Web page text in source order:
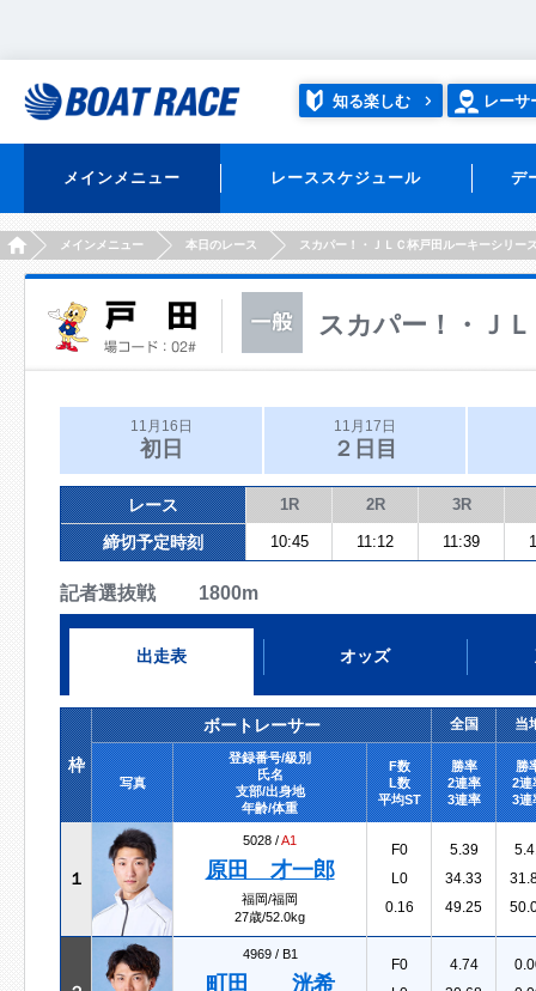
知る楽しむ レーサ
メインメニュー レーススケジュール デ
HOMEメインメニュー 本日のレース スカパー！・ＪＬＣ杯戸田ルーキーシリー
スカパー！・Ｊ
11月16日
初日
11月17日
２日目
レース 1R 2R 3R
締切予定時刻 10:45 11:12 11:39
記者選抜戦 1800m
出走表 オッズ
枠
ボートレーサー 全国 当
写真
登録番号/級別
氏名
支部/出身地
年齢/体重
F数
L数
平均ST
勝率
2連率
3連率
勝
2連
3連
１
5028 /A1
原田 才一郎
福岡/福岡
27歳/52.0kg
F0
L0
0.16
5.39
34.33
49.25
4969 / B1
町田 洸希
F0
4.74